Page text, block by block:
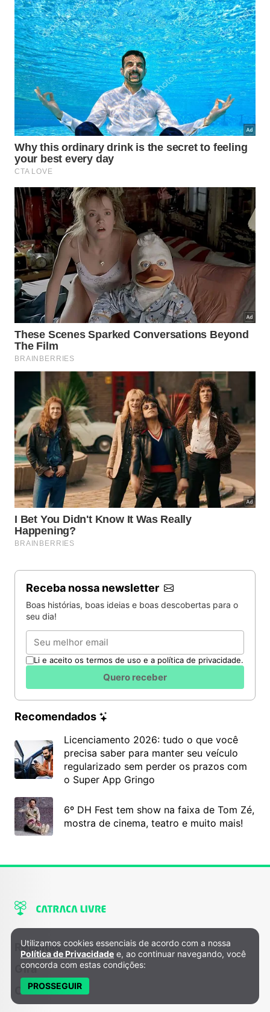
Receba nossa newsletter
Boas histórias, boas ideias e boas descobertas para o
seu dia!
Email
Li e aceito os termos de uso e a política de privacidade.
Quero receber
Recomendados
Licenciamento 2026: tudo o que você
precisa saber para manter seu veículo
regularizado sem perder os prazos com
o Super App Gringo
6º DH Fest tem show na faixa de Tom Zé,
mostra de cinema, teatro e muito mais!
Receitas
Gira
Colunistas
Política de Privacidade e Cookies
Utilizamos cookies essenciais de acordo com a nossa
Política de Privacidade e, ao continuar navegando, você
concorda com estas condições:
PROSSEGUIR